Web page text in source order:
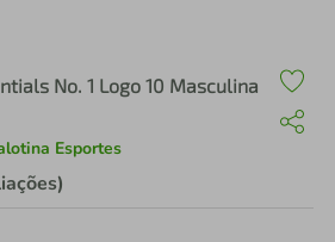
No. 1 Logo 10 Masculina
Esportes